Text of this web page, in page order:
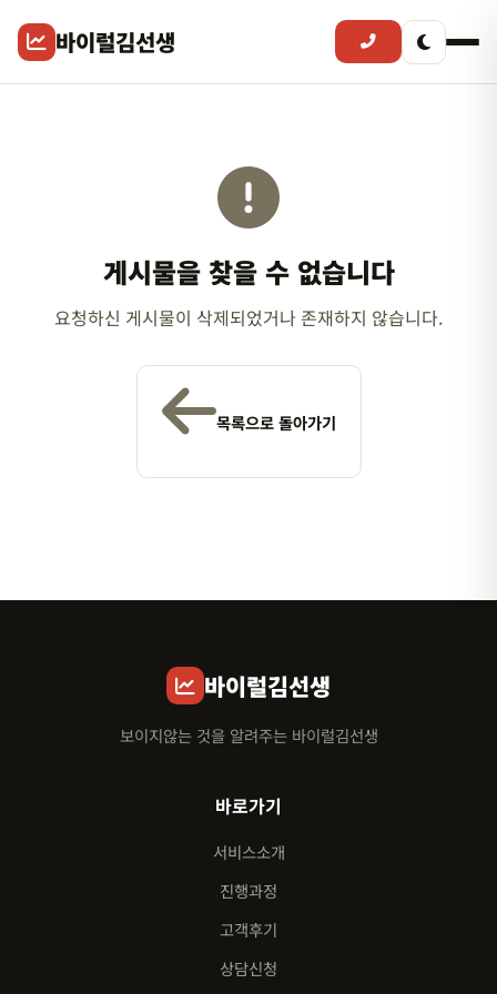
바이럴김선생
게시물을 찾을 수 없습니다
요청하신 게시물이 삭제되었거나 존재하지 않습니다.
목록으로 돌아가기
바이럴김선생
보이지않는 것을 알려주는 바이럴김선생
바로가기
서비스소개
진행과정
고객후기
상담신청